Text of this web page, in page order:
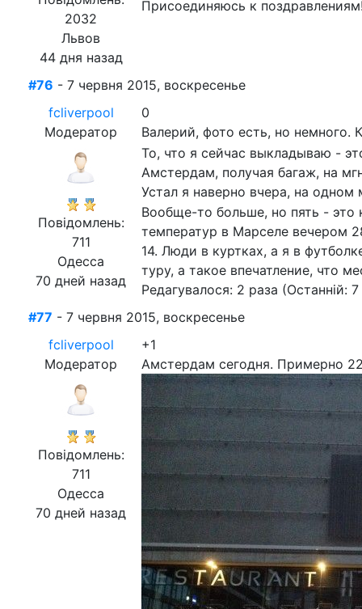
2032
Львов
44 дня назад
Присоединяюсь к
#76 - 7 червня 2015, воскресенье
fcliverpool
Модератор
Повідомлень:
711
Одесса
70 дней назад
0
Валерий, фото есть, но
То, что я сейчас выкладываю -
Амстердам, получая багаж, на
Устал я наверно вчера, на
Вообще-то больше, но пять - это
температур в Марселе вечером
14. Люди в куртках, а я в
туру, а такое впечатление, что
Редагувалося: 2 раза (Останній:
#77 - 7 червня 2015, воскресенье
fcliverpool
Модератор
Повідомлень:
711
Одесса
70 дней назад
+1
Амстердам сегодня. Примерно